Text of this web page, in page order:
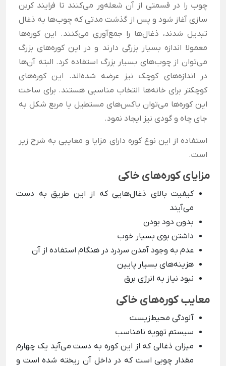
چوب را در قسمتی از آن شعله‌ور می‌کنند تا فرایند کربن
سازی آغاز شود و پس از گذشت مدتی که چوب‌ها به ذغال
تبدیل شدند، ذغال‌ها را جمع‌آوری می‌کنند. این کوره‌ها
معمولا اندازه بسیار بزرگی دارند و در این کوره‌های بزرگ
می‌توان از چوب‌های بسیار بزرگ استفاده کرد. البته آن‌ها
در اندازه‌های کوچک نیز عرضه شده‌اند. این کوره‌های
کوچکتر برای خانه‌ها انتخاب مناسبی هستند. برای ساخت
این کوره‌ها می‌توان باکس‌های مستطیل یا مربع شکل به
جای چاه و گودی نیز ایجاد نمود.
استفاده از این نوع کوره دارای مزایا و معایبی به شرح زیر
است.
مزایای کوره‌های خاکی
کیفیت بالای ذغال‌هایی که از این طریق به دست
می‌آیند
بدون دود بودن
داشتن بوی بسیار خوب
عدم به وجود آمدن سردرد در هنگام استفاده از آن
هزینه‌های بسیار پایین
نبود نیاز به انرژی برق
معایب کوره‌های خاکی
آلودگی محیط‌زیست
سیستم تهویه نامناسب
میزان ذغالی که از این کوره به دست می‌آید یک چهارم
مقدار چوبی است که در داخل آن ریخته شده است و